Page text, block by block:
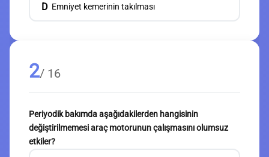
D Emniyet kemerinin takılması
2/ 16
Periyodik bakımda aşağıdakilerden hangisinin
değiştirilmemesi araç motorunun çalışmasını olumsuz
etkiler?